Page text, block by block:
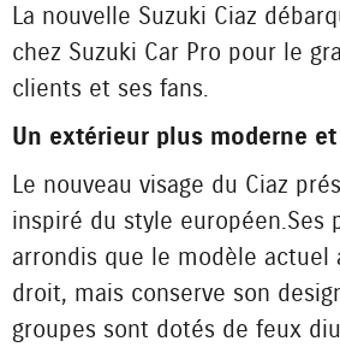
La nouvelle Suzuki Ciaz
chez Suzuki Car Pro pour le
clients et ses fans.
Un extérieur plus moderne et
Le nouveau visage du Ciaz
inspiré du style européen. Ses
arrondis que le modèle actuel
droit, mais conserve son
groupes sont dotés de feux